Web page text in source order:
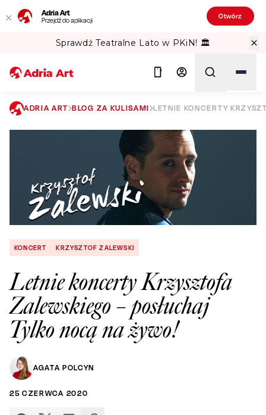
Adria Art
Przejdź do aplikacji Otwórz
Sprawdź Teatralne Lato w PKiN! 🏛️
Szukaj
ADRIA ART BLOG ZA KULISAMI LETNIE KONCERTY
KONCERT KRZYSZTOF ZALEWSKI
Letnie koncerty Krzysztofa
Zalewskiego – posłuchaj
Tylko nocą na żywo!
AGATA POLCYN
25 CZERWCA 2020